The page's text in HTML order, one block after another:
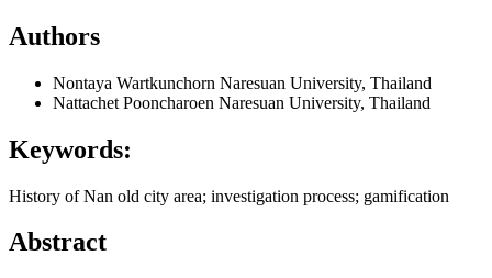
Authors
Nontaya Wartkunchorn Naresuan University, Thailand
Nattachet Pooncharoen Naresuan University, Thailand
Keywords:
History of Nan old city area; investigation process; gamification
Abstract